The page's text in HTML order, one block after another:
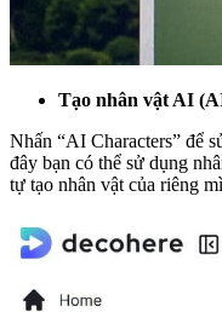
Tạo nhân vật AI
Nhấn “AI Characters” để
đây bạn có thể sử dụng
tự tạo nhân vật của riêng